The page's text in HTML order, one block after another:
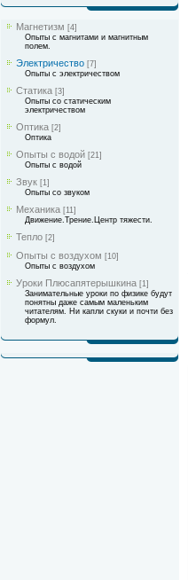
Магнетизм [4]
Опыты с магнитами и магнитным
полем.
Электричество [7]
Опыты с электричеством
Статика [3]
Опыты со статическим
электричеством
Оптика [2]
Оптика
Опыты с водой [21]
Опыты с водой
Звук [1]
Опыты со звуком
Механика [11]
Движение.Трение.Центр тяжести.
Тепло [2]
Опыты с воздухом [10]
Опыты с воздухом
Уроки Плюсапятерышкина [1]
Занимательные уроки по физике будут
понятны даже самым маленьким
читателям. Ни капли скуки и почти без
формул.